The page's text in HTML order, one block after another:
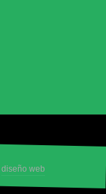
diseño web